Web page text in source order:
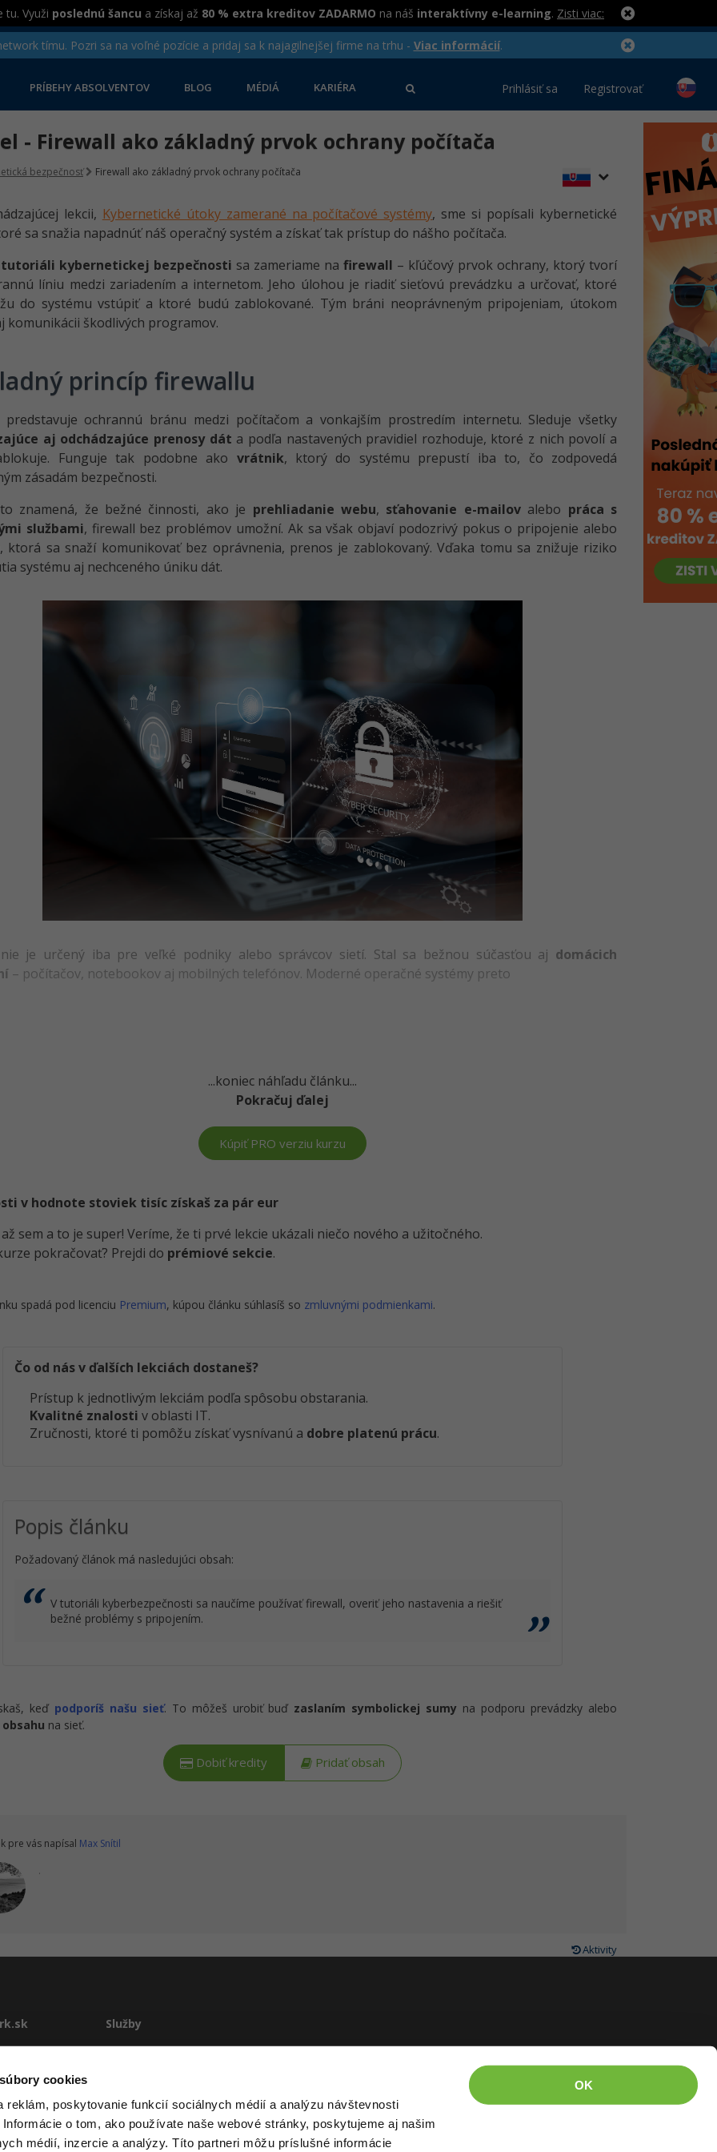
cookies
reklám, poskytovanie funkcií sociálnych médií a analýzu návštevnosti
o tom, ako používate naše webové stránky, poskytujeme aj našim
médií, inzercie a analýzy. Títo partneri môžu príslušné informácie
OK
tu. Využi poslednú šancu a získaj až 80 % extra kreditov ZADARMO na náš interaktívny e-learning. Zisti viac:
tímu. Pozri sa na voľné pozície a pridaj sa k najagilnejšej firme na trhu - Viac informácií.
PRÍBEHY ABSOLVENTOV BLOG MÉDIÁ KARIÉRA Prihlásiť sa Registrovať
- Firewall ako základný prvok ochrany počítača
bezpečnosť Firewall ako základný prvok ochrany počítača
lekcii, Kybernetické útoky zamerané na počítačové systémy, sme si popísali kybernetické
sa snažia napadnúť náš operačný systém a získať tak prístup do nášho počítača.
tutoriáli kybernetickej bezpečnosti sa zameriame na firewall – kľúčový prvok ochrany, ktorý tvorí
líniu medzi zariadením a internetom. Jeho úlohou je riadiť sieťovú prevádzku a určovať, ktoré
do systému vstúpiť a ktoré budú zablokované. Tým bráni neoprávneným pripojeniam, útokom
komunikácii škodlivých programov.
princíp firewallu
predstavuje ochrannú bránu medzi počítačom a vonkajším prostredím internetu. Sleduje všetky
aj odchádzajúce prenosy dát a podľa nastavených pravidiel rozhoduje, ktoré z nich povolí a
Funguje tak podobne ako vrátnik, ktorý do systému prepustí iba to, čo zodpovedá
zásadám bezpečnosti.
znamená, že bežné činnosti, ako je prehliadanie webu, sťahovanie e-mailovalebo práca s
službami, firewall bez problémov umožní. Ak sa však objaví podozrivý pokus o pripojenie alebo
ktorá sa snaží komunikovať bez oprávnenia, prenos je zablokovaný. Vďaka tomu sa znižuje riziko
systému aj nechceného úniku dát.
nie je určený iba pre veľké podniky alebo správcov sietí. Stal sa bežnou súčasťou aj domácich
– počítačov, notebookov aj mobilných telefónov. Moderné operačné systémy preto
...koniec náhľadu článku...
Pokračuj ďalej
Kúpiť PRO verziu kurzu
v hodnote stoviek tisíc získaš za pár eur
sem a to je super! Veríme, že ti prvé lekcie ukázali niečo nového a užitočného.
pokračovať? Prejdi do prémiové sekcie.
spadá pod licenciu Premium, kúpou článku súhlasíš so zmluvnými podmienkami.
Čo od nás v ďalších lekciách dostaneš?
Prístup k jednotlivým lekciám podľa spôsobu obstarania.
Kvalitné znalosti v oblasti IT.
Zručnosti, ktoré ti pomôžu získať vysnívanú a dobre platenú prácu.
Popis článku
Požadovaný článok má nasledujúci obsah:
V tutoriáli kyberbezpečnosti sa naučíme používať firewall, overiť jeho nastavenia a riešiť
bežné problémy s pripojením.
keď podporíš našu sieť. To môžeš urobiť buď zaslaním symbolickej sumy na podporu prevádzky alebo
na sieť.
Dobiť kredity Pridať obsah
pre vás napísal Max Snítil
.
Aktivity
podmienky
Služby
Školenia
Pre firmy